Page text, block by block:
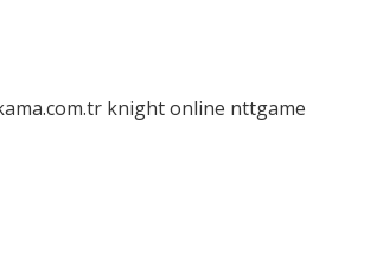
knight online nttgame